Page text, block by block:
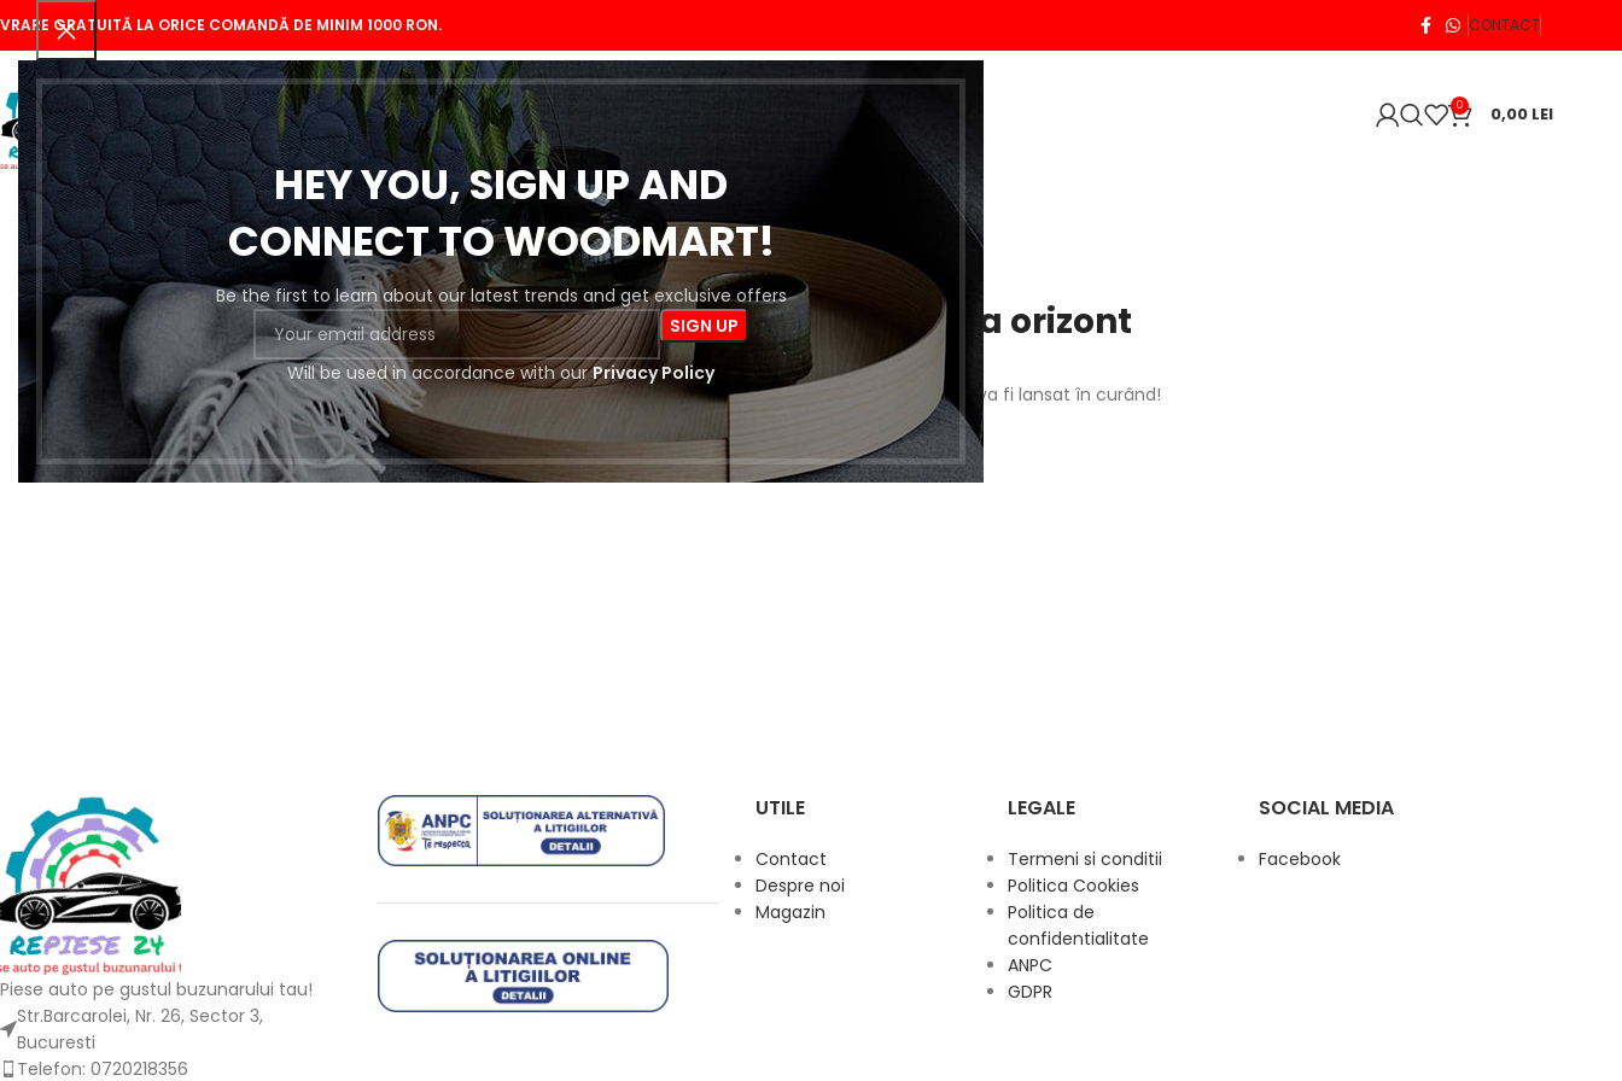
HEY YOU, SIGN UP AND
CONNECT TO WOODMART!
Be the first to learn about our latest trends and get exclusive offers
Will be used in accordance with ourPrivacy Policy
GRATUITĂ LA ORICE COMANDĂ DE MINIM 1000 RON. CONTACT
0 0,00 LEI
Se întrevăd lucruri mărețe la orizont
Pregătirea este importantă! Magazinul nostru este în lucru și va fi lansat în curând!
Piese auto pe gustul buzunarului tau!
Str.Barcarolei, Nr. 26, Sector 3,
Bucuresti
Telefon: 0720218356
UTILE
Contact
Despre noi
Magazin
LEGALE
Termeni si conditii
Politica Cookies
Politica de
confidentialitate
ANPC
GDPR
SOCIAL MEDIA
Facebook